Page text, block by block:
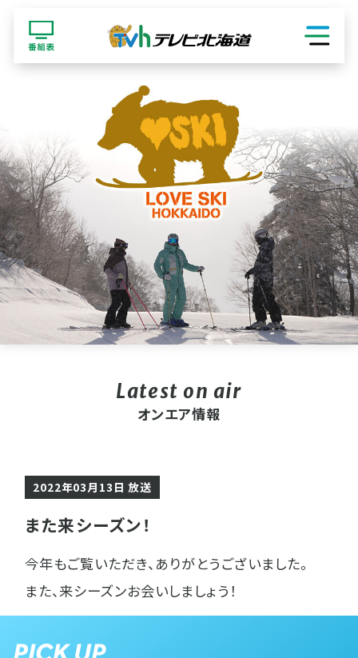
オンエア情報
2022年03月13日 放送
また来シーズン！
今年もご覧いただき、ありがとうございました。
また、来シーズンお会いしましょう！